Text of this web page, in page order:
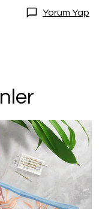
Yorum Yap